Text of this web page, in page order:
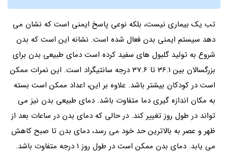
تب یک بیماری نیست، بلکه نوعی پاسخ ایمنی است که نشان می
دهد سیستم ایمنی بدن فعال شده است. نشانه این است که بدن
شروع به تولید گلبول های سفید کرده است دمای طبیعی بدن برای
بزرگسالان بین 36.1 تا 37.6 درجه سانتیگراد است. این نمرات ممکن
است در کودکان بیشتر باشد. علاوه بر این، اعداد ممکن است بسته
به مکان اندازه گیری دما متفاوت باشد. دمای طبیعی بدن نیز می
تواند در طول روز تغییر کند. در حالی که دمای بدن در ساعات بعد از
ظهر و عصر به بالاترین حد خود می رسد، دمای بدن تا صبح کاهش
می یابد. دمای بدن ممکن است در طول روز 1 درجه متفاوت باشد.